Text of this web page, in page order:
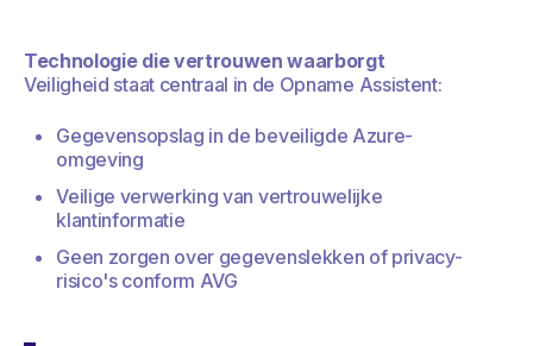
Technologie die vertrouwen waarborgt
Veiligheid staat centraal in de Opname Assistent:
Gegevensopslag in de beveiligde Azure-
omgeving
Veilige verwerking van vertrouwelijke
klantinformatie
Geen zorgen over gegevenslekken of privacy-
risico's conform AVG